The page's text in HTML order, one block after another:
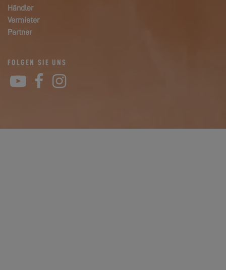
Händler
Vermieter
Partner
FOLGEN SIE UNS
YouTube
Facebook
Instagram